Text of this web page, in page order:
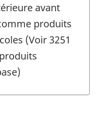
avant
produits
(Voir 3251